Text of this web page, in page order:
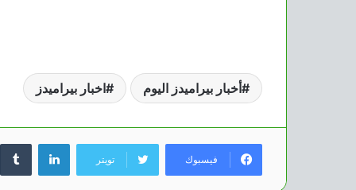
أخبار بيراميدز اليوم اخبار بيراميدز
فيسبوك تويتر
لينكدإن